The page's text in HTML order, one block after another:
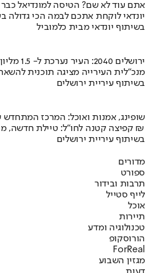
אתם עוד לא שם? הטיסה למונדיאל כבר
יונדאי לוקחת אתכם לבמה הכי גדולה
בשיתוף יונדאי מבית כלמוביל
ירושלים 2040: העיר נערכת ל- 1.5 מליון תושבים
מנכ"לית העירייה מציגה תוכנית
בשיתוף עיריית ירושלים
שופינג, אמנות ואוכל: המרכז
קפיצה קטנה לחו"ל: טיילת חדשה, מיצגי אמנות, וכיכרות משופצות בהשקעה של 100 מיליון ₪
בשיתוף עיריית ירושלים
מדורים
ספורט
תרבות ובידור
לייף סטייל
אוכל
תיירות
טכנולוגיה ומדע
הורוסקופ
ForReal
מגזין השבוע